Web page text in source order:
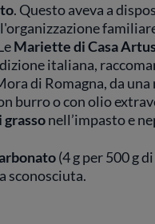
. Questo aveva a
Mariette di Casa
italiana,
di Romagna, da una
burro o con olio
grassonell’impasto e
(4 g per 500 g
sconosciuta.